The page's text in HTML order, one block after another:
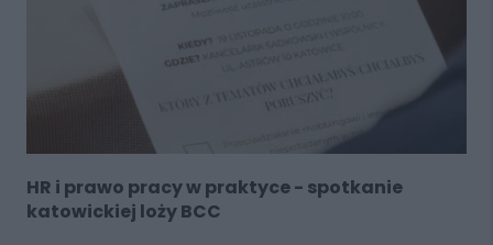
HR i prawo pracy w praktyce - spotkanie
katowickiej loży BCC